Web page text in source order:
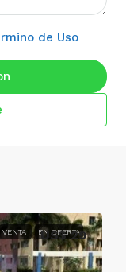
de Uso
VENTA EN OFERTA
US$ 29